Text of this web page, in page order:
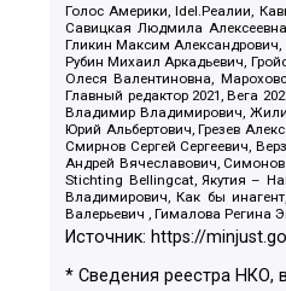
Голос Америки, Idel.Реалии,
Савицкая Людмила
Гликин Максим
Рубин Михаил Аркадьевич,
Олеся Валентиновна,
Главный редактор 2021, Вега
Владимир Владимирович,
Юрий Альбертович, Грезев
Смирнов Сергей Сергеевич,
Андрей Вячеславович,
Stichting Bellingcat, Якутия –
Владимирович, Как бы
Валерьевич , Гималова Регина
Источник: https://
* Сведения реестра НКО,